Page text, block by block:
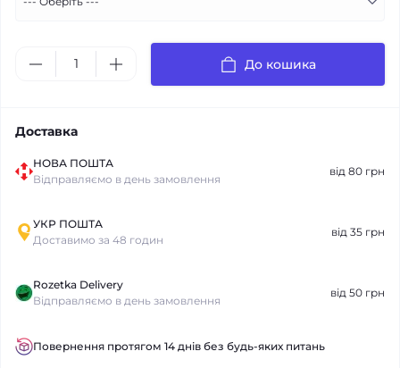
До кошика
Доставка
НОВА ПОШТА
Відправляємо в день замовлення
від 80 грн
УКР ПОШТА
Доставимо за 48 годин
від 35 грн
Rozetka Delivery
Відправляємо в день замовлення
від 50 грн
Повернення протягом 14 днів без будь-яких питань